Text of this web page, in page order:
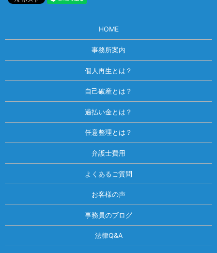
HOME
事務所案内
個人再生とは？
自己破産とは？
過払い金とは？
任意整理とは？
弁護士費用
よくあるご質問
お客様の声
事務員のブログ
法律Q&A